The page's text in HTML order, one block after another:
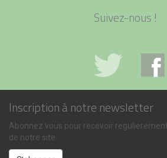
Suivez-nous !
Inscription à notre newsletter
Abonnez vous pour recevoir
de notre site :